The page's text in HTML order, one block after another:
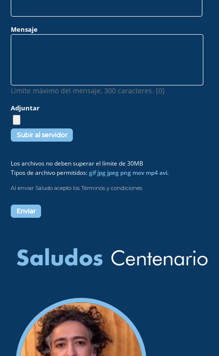
Mensaje
Límite máximo del mensaje, 300 caracteres. [0]
Adjuntar
Los archivos no deben superar el límite de 30MB
Tipos de archivo permitidos:gif jpg jpeg png mov mp4 avi.
Al enviar Saludo acepto los Términos y condiciones